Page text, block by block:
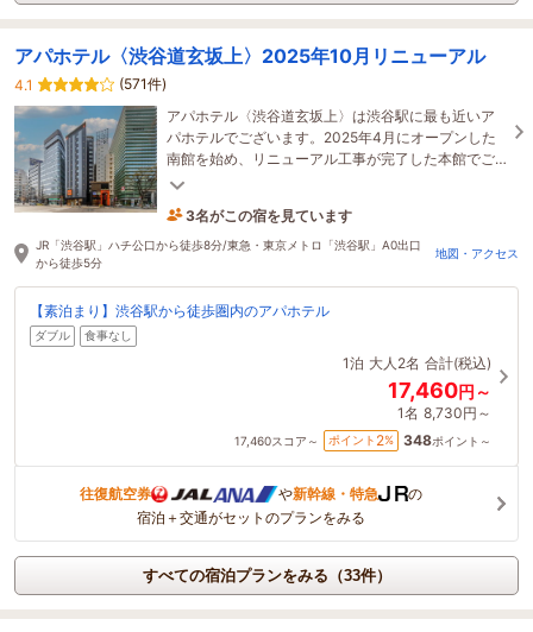
アパホテル〈渋谷道玄坂上〉2025年10月リニューアル
4.1
(571件)
アパホテル〈渋谷道玄坂上〉は渋谷駅に最も近いア
パホテルでございます。2025年4月にオープンした
南館を始め、リニューアル工事が完了した本館でご
宿泊をし貴重なひとときをお過ごしくださいませ。
3名がこの宿を見ています
JR「渋谷駅」ハチ公口から徒歩8分/東急・東京メトロ「渋谷駅」A0出口
から徒歩5分
地図・アクセス
【素泊まり】渋谷駅から徒歩圏内のアパホテル
ダブル 食事なし
1泊 大人2名 合計(税込)
17,460円～
1名 8,730円～
17,460スコア～ ポイント 2% 348ポイント～
往復航空券 や新幹線・特急
の
宿泊＋交通がセットのプランをみる
すべての宿泊プランをみる（33件）